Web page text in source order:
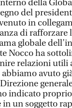
della
del
in
di rafforzare
globale
Nocco ha
relazioni utili
avuto
indicato
in un soggetto